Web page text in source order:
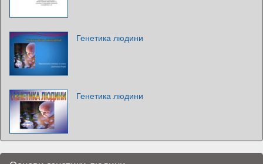
Генетика людини
Генетика людини